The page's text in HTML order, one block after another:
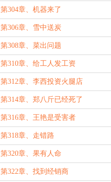
第304章、机器来了
第306章、雪中送炭
第308章、菜出问题
第310章、给工人发工资
第312章、李西投资火腿店
第314章、郑八斤已经死了
第316章、王艳是受害者
第318章、走错路
第320章、果有人命
第322章、找到经销商